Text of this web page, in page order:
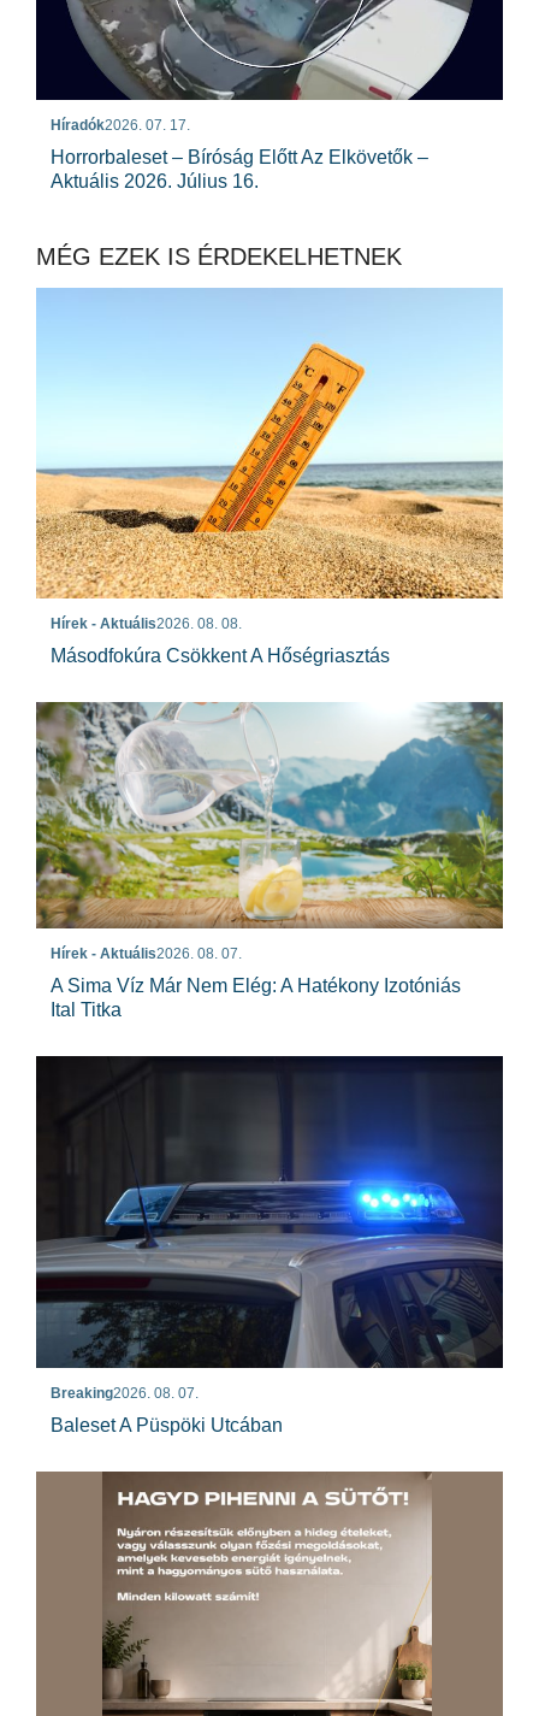
Híradók2026. 07. 17.
Horrorbaleset – Bíróság Előtt Az Elkövetők –
Aktuális 2026. Július 16.
MÉG EZEK IS ÉRDEKELHETNEK
Hírek - Aktuális2026. 08. 08.
Másodfokúra Csökkent A Hőségriasztás
Hírek - Aktuális2026. 08. 07.
A Sima Víz Már Nem Elég: A Hatékony Izotóniás
Ital Titka
Breaking2026. 08. 07.
Baleset A Püspöki Utcában